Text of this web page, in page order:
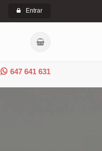
Entrar
647 641 631